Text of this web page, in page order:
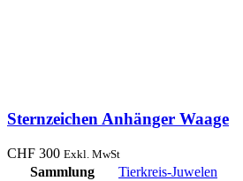
Sternzeichen Anhänger Waage
CHF 300 Exkl. MwSt
Sammlung
Tierkreis-Juwelen